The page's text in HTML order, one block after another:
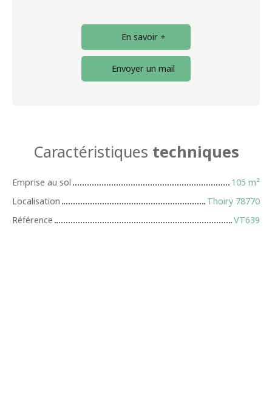
En savoir +
Envoyer un mail
Caractéristiques techniques
Emprise au sol 105 m²
Localisation
Thoiry 78770
Référence
VT639